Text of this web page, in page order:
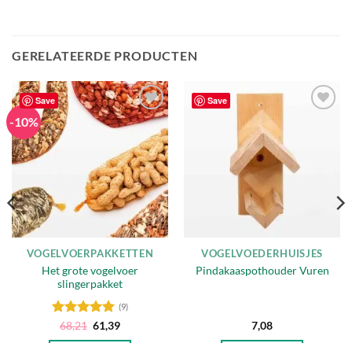
GERELATEERDE PRODUCTEN
Save
-10%
Toevoegen
verlanglijst
VOGELVOERPAKKETTEN
Het grote vogelvoer
slingerpakket
Gewaardeerd
5uit 5
(9)
68,21 Oorspronkelijke
prijs
61,39Huidige
Save
VOGELVOEDERHUISJES
Pindakaaspothouder Vuren
7,08